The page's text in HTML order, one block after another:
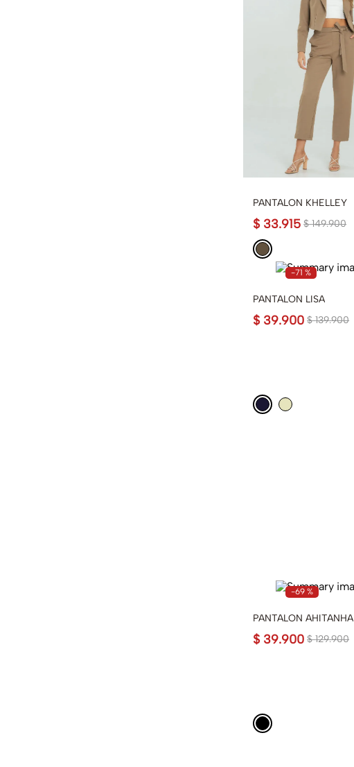
PANTALON KHELLEY
$ 149.900
$ 33.915
-71 %
PANTALON LISA
$ 139.900
$ 39.900
-69 %
PANTALON AHITANHA
$ 129.900
$ 39.900